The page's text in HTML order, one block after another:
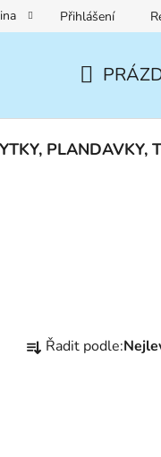
zboží Přihlášení
KOŠÍK
PLANDAVKY,
a Řadit podle: